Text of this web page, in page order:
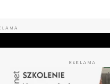
REKLAMA